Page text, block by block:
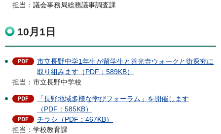
担当：議会事務局総務議事調査課
10月1日
市立長野中学1年生が留学生と善光寺ウォークと街探究に
取り組みます（PDF：589KB）
担当：市立長野中学校
「長野地域多様な学びフォーラム」を開催します
（PDF：585KB）
チラシ（PDF：467KB）
担当：学校教育課